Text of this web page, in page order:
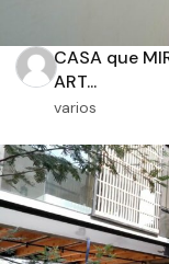
CASA que
ART...
varios
m2 de terreno